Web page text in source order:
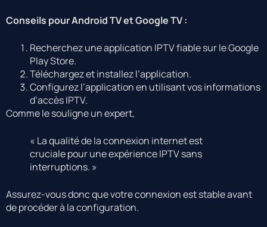
Conseils pour Android TV et Google TV :
Recherchez une application IPTV fiable sur le Google
Play Store.
Téléchargez et installez l’application.
Configurez l’application en utilisant vos informations
d’accès IPTV.
Comme le souligne un expert,
« La qualité de la connexion internet est
cruciale pour une expérience IPTV sans
interruptions. »
Assurez-vous donc que votre connexion est stable avant
de procéder à la configuration.